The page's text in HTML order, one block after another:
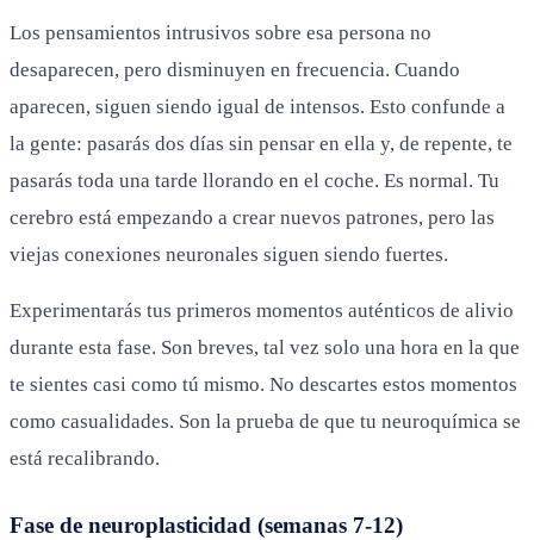
Los pensamientos intrusivos sobre esa persona no
desaparecen, pero disminuyen en frecuencia. Cuando
aparecen, siguen siendo igual de intensos. Esto confunde a
la gente: pasarás dos días sin pensar en ella y, de repente, te
pasarás toda una tarde llorando en el coche. Es normal. Tu
cerebro está empezando a crear nuevos patrones, pero las
viejas conexiones neuronales siguen siendo fuertes.
Experimentarás tus primeros momentos auténticos de alivio
durante esta fase. Son breves, tal vez solo una hora en la que
te sientes casi como tú mismo. No descartes estos momentos
como casualidades. Son la prueba de que tu neuroquímica se
está recalibrando.
Fase de neuroplasticidad (semanas 7-12)